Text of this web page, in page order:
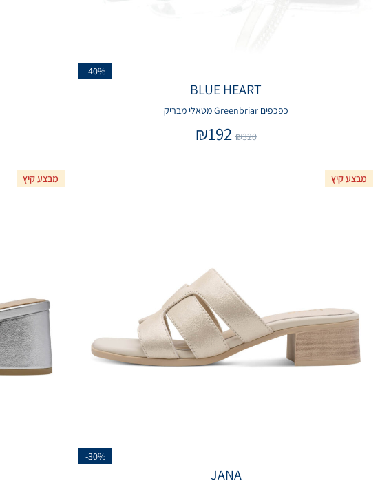
-40%
BLUE HEART
כפכפים Greenbriar מטאלי מבריק
₪320
₪192
מבצע קיץ
-30%
JANA
מבצע קיץ